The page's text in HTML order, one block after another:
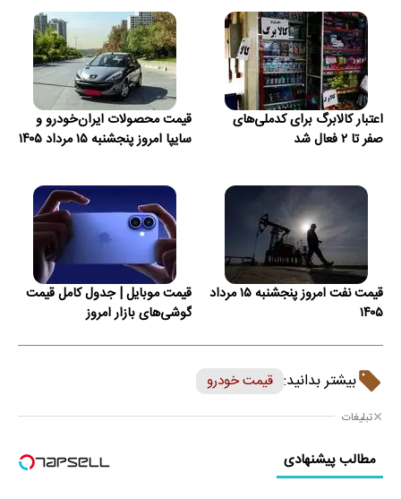
اعتبار کالابرگ برای کدملی‌های
صفر تا ۲ فعال شد
قیمت محصولات ایران‌خودرو و
سایپا امروز پنجشنبه ۱۵ مرداد ۱۴۰۵
قیمت نفت امروز پنجشنبه ۱۵ مرداد
۱۴۰۵
قیمت موبایل‌ | جدول کامل قیمت
گوشی‌های بازار امروز
بیشتر بدانید: قیمت خودرو
تبلیغات
مطالب پیشنهادی